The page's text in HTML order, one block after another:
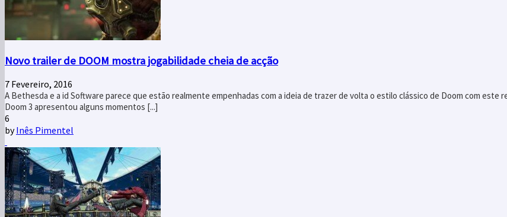
Novo trailer de DOOM mostra jogabilidade cheia de acção
7 Fevereiro, 2016
A Bethesda e a id Software parece que estão realmente empenhadas com a ideia de trazer de volta o estilo clássico de Doom com
Doom 3 apresentou alguns momentos [...]
6
byInês Pimentel